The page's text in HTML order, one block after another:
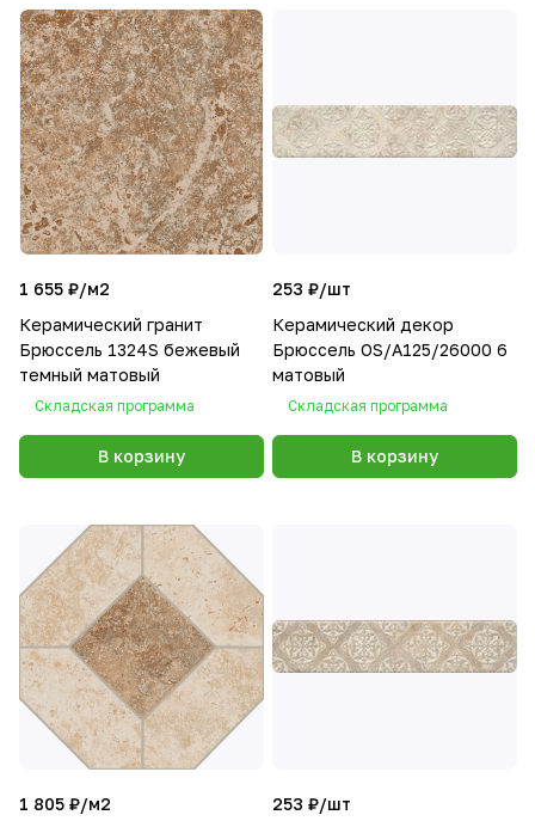
1 655 ₽/м2
Керамический гранит
Брюссель 1324S бежевый
темный матовый
Складская программа
В корзину
253 ₽/шт
Керамический декор
Брюссель OS/A125/26000 6
матовый
Складская программа
В корзину
1 805 ₽/м2
253 ₽/шт